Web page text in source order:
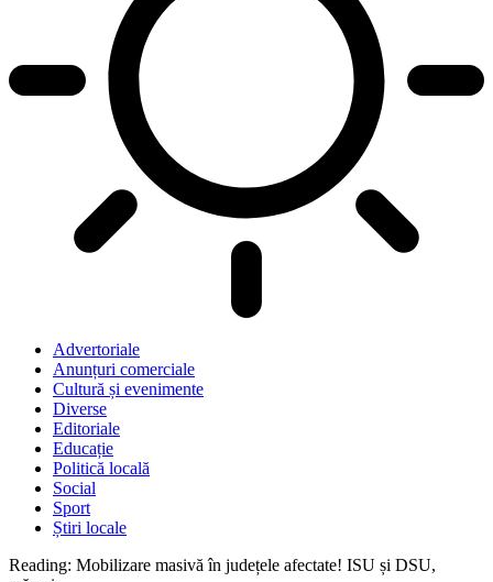
Advertoriale
Anunțuri comerciale
Cultură și evenimente
Diverse
Editoriale
Educație
Politică locală
Social
Sport
Știri locale
Reading: Mobilizare masivă în județele afectate! ISU și DSU,